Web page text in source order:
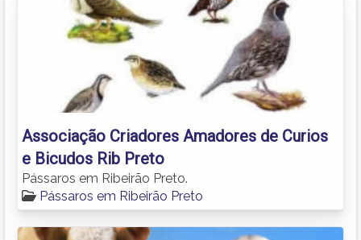
Associação Criadores Amadores de Curios
e Bicudos Rib Preto
Pássaros em Ribeirão Preto.
Pássaros em Ribeirão Preto